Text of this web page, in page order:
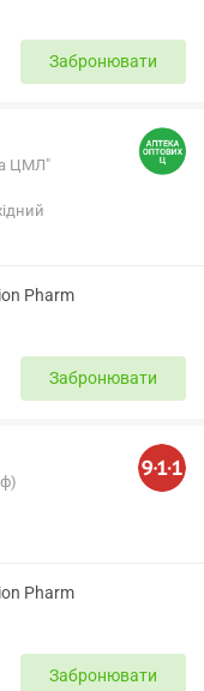
Забронювати
ЦМЛ"
Pharm
Забронювати
Pharm
Забронювати